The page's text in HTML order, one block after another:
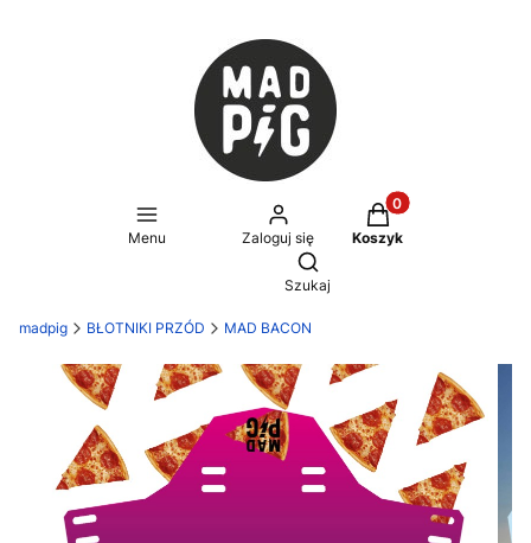
Menu Zaloguj się
Produkty w
Koszyk
Otwórz wyszukiwarkę
Szukaj
madpig BŁOTNIKI PRZÓD MAD BACON